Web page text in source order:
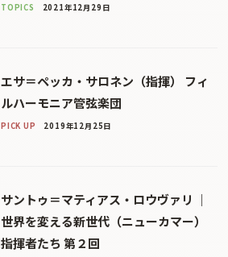
TOPICS 2021年12月29日
エサ＝ペッカ・サロネン（指揮） フィ
ルハーモニア管弦楽団
PICK UP 2019年12月25日
サントゥ＝マティアス・ロウヴァリ ｜
世界を変える新世代（ニューカマー）
指揮者たち 第２回